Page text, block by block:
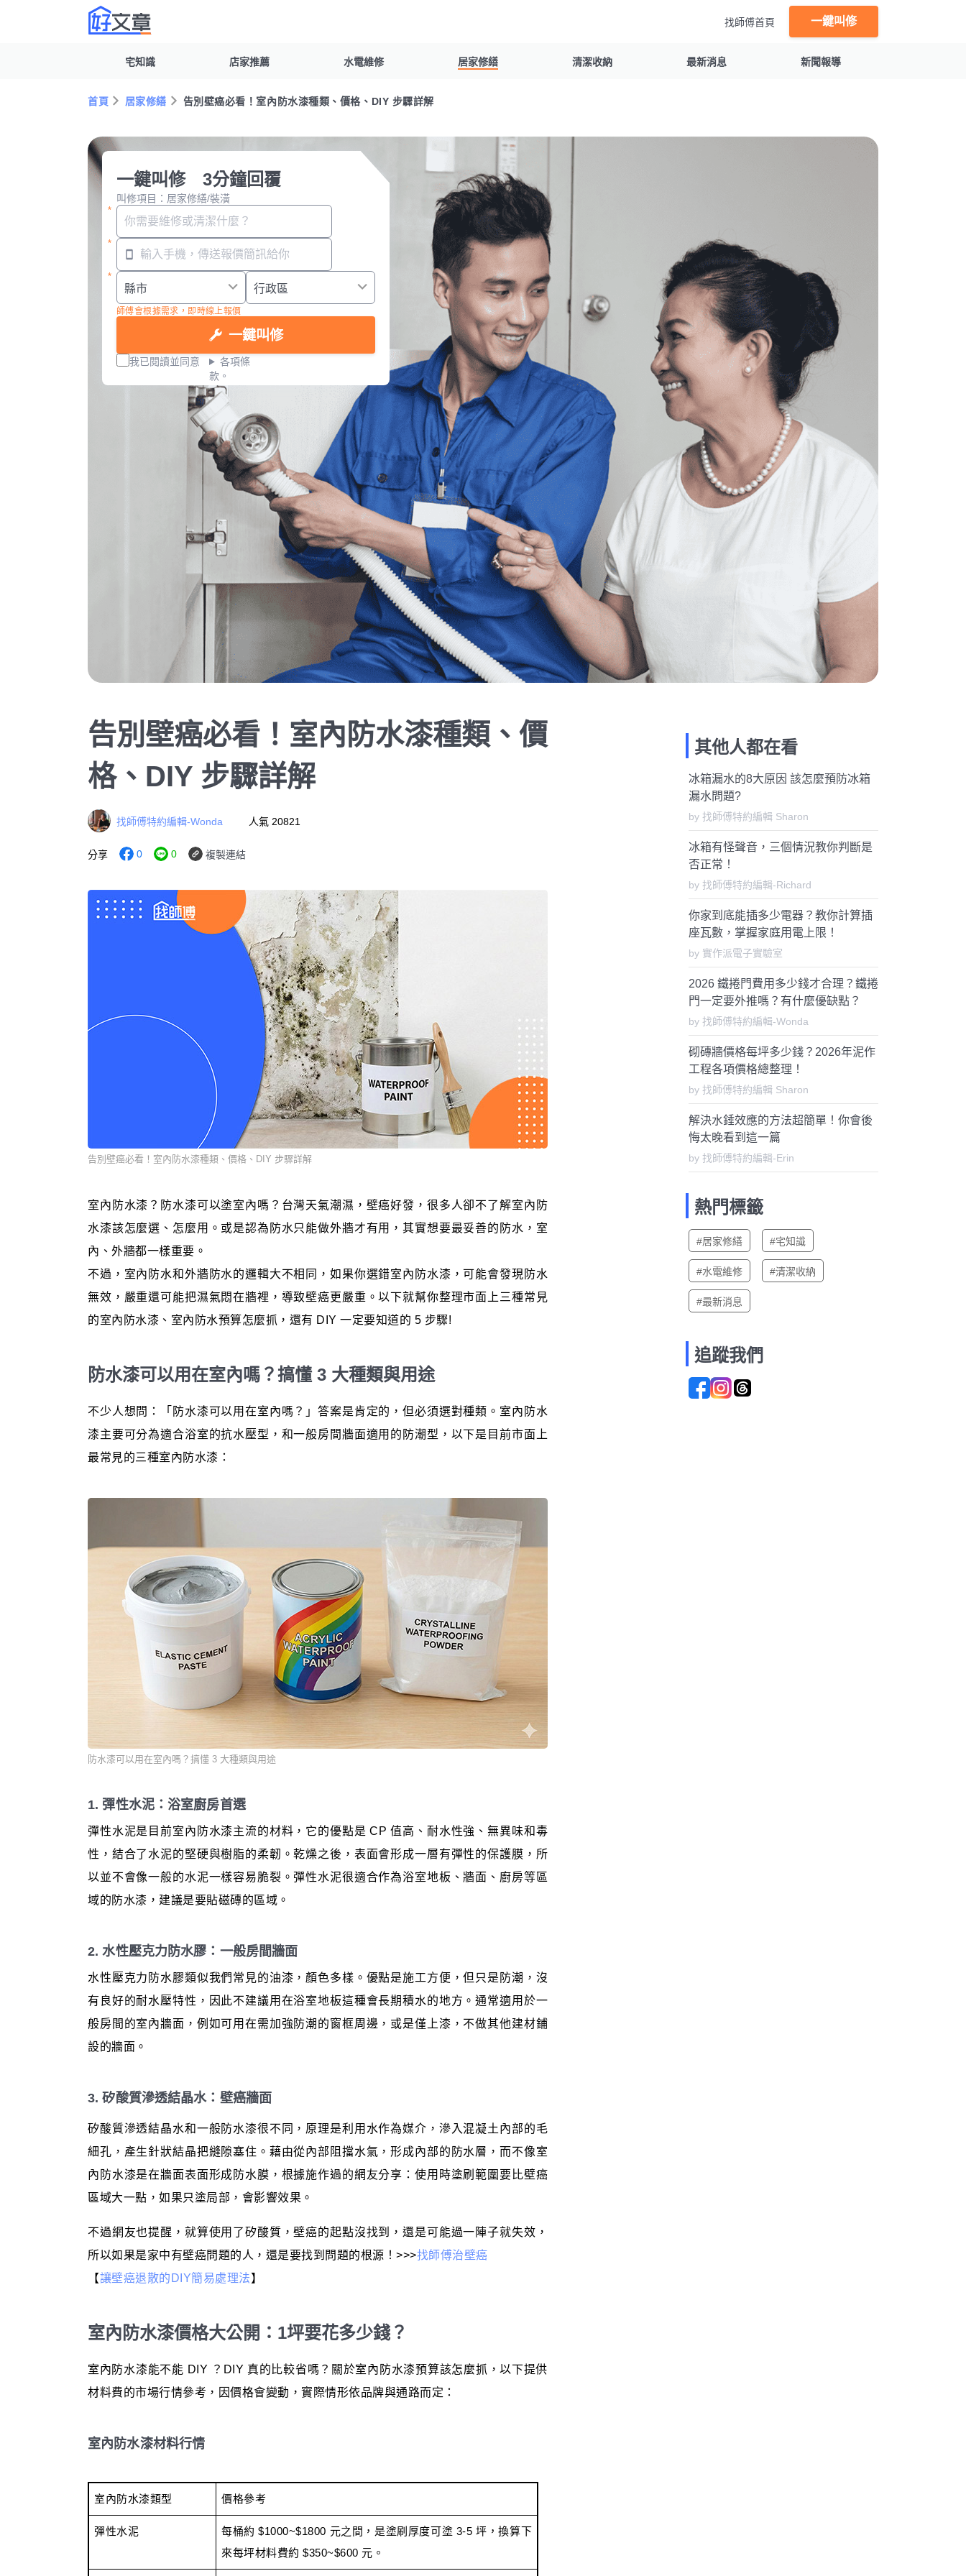
找師傅首頁 一鍵叫修
宅知識 店家推薦 水電維修 居家修繕 清潔收納 最新消息 新聞報導
首頁 居家修繕 告別壁癌必看！室內防水漆種類、價格、DIY 步驟詳解
一鍵叫修 3分鐘回覆
叫修項目：居家修繕/裝潢
師傅會根據需求，即時線上報價
一鍵叫修
我已閱讀並同意
各項條
款。
告別壁癌必看！室內防水漆種類、價
格、DIY 步驟詳解
找師傅特約編輯-Wonda 人氣 20821
分享 0 0 複製連結
告別壁癌必看！室內防水漆種類、價格、DIY 步驟詳解
室內防水漆？防水漆可以塗室內嗎？台灣天氣潮濕，壁癌好發，很多人卻不了解室內防
水漆該怎麼選、怎麼用。或是認為防水只能做外牆才有用，其實想要最妥善的防水，室
內、外牆都一樣重要。
不過，室內防水和外牆防水的邏輯大不相同，如果你選錯室內防水漆，可能會發現防水
無效，嚴重還可能把濕氣悶在牆裡，導致壁癌更嚴重。以下就幫你整理市面上三種常見
的室內防水漆、室內防水預算怎麼抓，還有 DIY 一定要知道的 5 步驟!
防水漆可以用在室內嗎？搞懂 3 大種類與用途
不少人想問：「防水漆可以用在室內嗎？」答案是肯定的，但必須選對種類。室內防水
漆主要可分為適合浴室的抗水壓型，和一般房間牆面適用的防潮型，以下是目前市面上
最常見的三種室內防水漆：
防水漆可以用在室內嗎？搞懂 3 大種類與用途
1. 彈性水泥：浴室廚房首選
彈性水泥是目前室內防水漆主流的材料，它的優點是 CP 值高、耐水性強、無異味和毒
性，結合了水泥的堅硬與樹脂的柔韌。乾燥之後，表面會形成一層有彈性的保護膜，所
以並不會像一般的水泥一樣容易脆裂。彈性水泥很適合作為浴室地板、牆面、廚房等區
域的防水漆，建議是要貼磁磚的區域。
2. 水性壓克力防水膠：一般房間牆面
水性壓克力防水膠類似我們常見的油漆，顏色多樣。優點是施工方便，但只是防潮，沒
有良好的耐水壓特性，因此不建議用在浴室地板這種會長期積水的地方。通常適用於一
般房間的室內牆面，例如可用在需加強防潮的窗框周邊，或是僅上漆，不做其他建材鋪
設的牆面。
3. 矽酸質滲透結晶水：壁癌牆面
矽酸質滲透結晶水和一般防水漆很不同，原理是利用水作為媒介，滲入混凝土內部的毛
細孔，產生針狀結晶把縫隙塞住。藉由從內部阻擋水氣，形成內部的防水層，而不像室
內防水漆是在牆面表面形成防水膜，根據施作過的網友分享：使用時塗刷範圍要比壁癌
區域大一點，如果只塗局部，會影響效果。
不過網友也提醒，就算使用了矽酸質，壁癌的起點沒找到，還是可能過一陣子就失效，
所以如果是家中有壁癌問題的人，還是要找到問題的根源！>>>找師傅治壁癌
【讓壁癌退散的DIY簡易處理法】
室內防水漆價格大公開：1坪要花多少錢？
室內防水漆能不能 DIY ？DIY 真的比較省嗎？關於室內防水漆預算該怎麼抓，以下提供
材料費的市場行情參考，因價格會變動，實際情形依品牌與通路而定：
室內防水漆材料行情
室內防水漆類型 價格參考
彈性水泥
每桶約 $1000~$1800 元之間，是塗刷厚度可塗 3-5 坪，換算下
來每坪材料費約 $350~$600 元。
其他人都在看
冰箱漏水的8大原因 該怎麼預防冰箱
漏水問題?
by 找師傅特約編輯 Sharon
冰箱有怪聲音，三個情況教你判斷是
否正常！
by 找師傅特約編輯-Richard
你家到底能插多少電器？教你計算插
座瓦數，掌握家庭用電上限！
by 實作派電子實驗室
2026 鐵捲門費用多少錢才合理？鐵捲
門一定要外推嗎？有什麼優缺點？
by 找師傅特約編輯-Wonda
砌磚牆價格每坪多少錢？2026年泥作
工程各項價格總整理！
by 找師傅特約編輯 Sharon
解決水錘效應的方法超簡單！你會後
悔太晚看到這一篇
by 找師傅特約編輯-Erin
熱門標籤
#居家修繕 #宅知識
#水電維修 #清潔收納
#最新消息
追蹤我們